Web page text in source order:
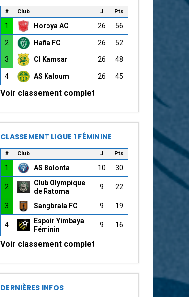
# Club J Pts
1 Horoya AC 26 56
2 Hafia FC 26 52
3 CI Kamsar 26 48
4 AS Kaloum 26 45
Voir classement complet
CLASSEMENT LIGUE 1 FÉMININE
# Club J Pts
1 AS Bolonta 10 30
2
Club Olympique
de Ratoma
9 22
3 Sangbrala FC 9 19
4
Espoir Yimbaya
Féminin
9 16
Voir classement complet
DERNIÈRES INFOS